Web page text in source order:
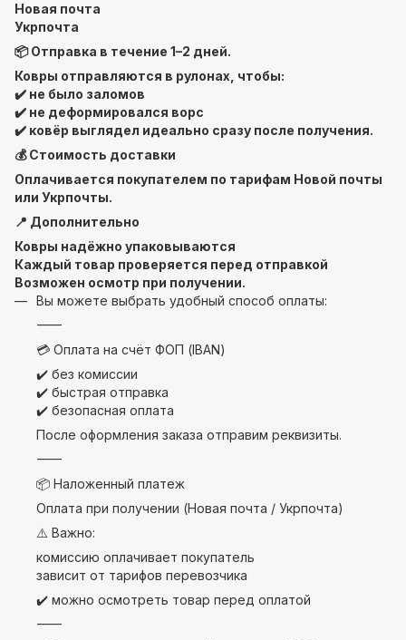
Новая почта
Укрпочта
📦 Отправка в течение 1–2 дней.
Ковры отправляются в рулонах, чтобы:
✔️ не было заломов
✔️ не деформировался ворс
✔️ ковёр выглядел идеально сразу после получения.
💰 Стоимость доставки
Оплачивается покупателем по тарифам Новой почты
или Укрпочты.
📍 Дополнительно
Ковры надёжно упаковываются
Каждый товар проверяется перед отправкой
Возможен осмотр при получении.
Вы можете выбрать удобный способ оплаты:
⸻
💳 Оплата на счёт ФОП (IBAN)
✔️ без комиссии
✔️ быстрая отправка
✔️ безопасная оплата
После оформления заказа отправим реквизиты.
⸻
📦 Наложенный платеж
Оплата при получении (Новая почта / Укрпочта)
⚠️ Важно:
комиссию оплачивает покупатель
зависит от тарифов перевозчика
✔️ можно осмотреть товар перед оплатой
⸻